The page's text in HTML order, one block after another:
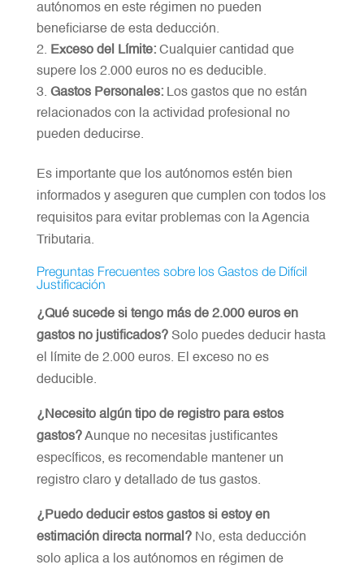
autónomos en este régimen no pueden
beneficiarse de esta deducción.
Exceso del Límite:Cualquier cantidad que
supere los 2.000 euros no es deducible.
Gastos Personales:Los gastos que no están
relacionados con la actividad profesional no
pueden deducirse.
Es importante que los autónomos estén bien
informados y aseguren que cumplen con todos los
requisitos para evitar problemas con la Agencia
Tributaria.
Preguntas Frecuentes sobre los Gastos de Difícil
Justificación
¿Qué sucede si tengo más de 2.000 euros en
gastos no justificados?Solo puedes deducir hasta
el límite de 2.000 euros. El exceso no es
deducible.
¿Necesito algún tipo de registro para estos
gastos?Aunque no necesitas justificantes
específicos, es recomendable mantener un
registro claro y detallado de tus gastos.
¿Puedo deducir estos gastos si estoy en
estimación directa normal?No, esta deducción
solo aplica a los autónomos en régimen de